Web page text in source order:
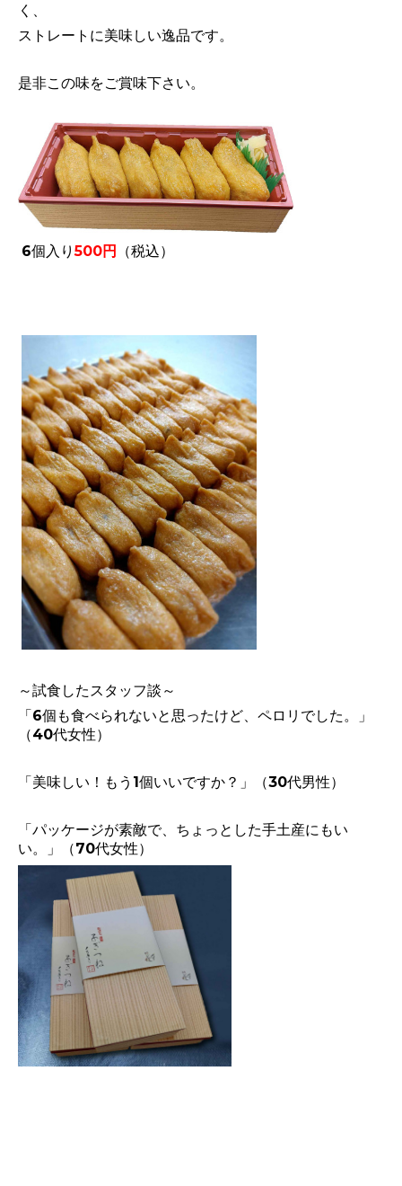
く、
ストレートに美味しい逸品です。
是非この味をご賞味下さい。
6個入り500円 （税込）
～試食したスタッフ談～
「6個も食べられないと思ったけど、ペロリでした。」
（40代女性）
「美味しい！もう1個いいですか？」（30代男性）
「パッケージが素敵で、ちょっとした手土産にもい
い。」（70代女性）